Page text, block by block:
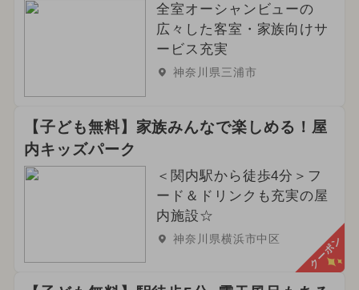
全室オーシャンビューの
広々した客室・家族向けサ
ービス充実
神奈川県三浦市
【子ども無料】家族みんなで楽しめる！屋
内キッズパーク
＜関内駅から徒歩4分＞フ
ード＆ドリンクも充実の屋
内施設☆
神奈川県横浜市中区 クーポン